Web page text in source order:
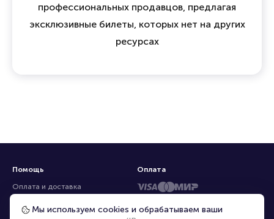
профессиональных продавцов, предлагая
эксклюзивные билеты, которых нет на других
ресурсах
Помощь
Оплата и доставка
Частые вопросы
Оплата
Мы используем cookies и обрабатываем ваши